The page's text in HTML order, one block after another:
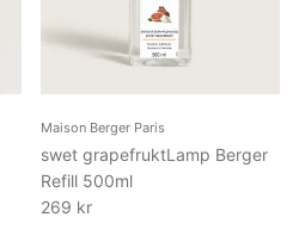
Maison Berger Paris
swet grapefruktLamp Berger
Refill 500ml
269 kr